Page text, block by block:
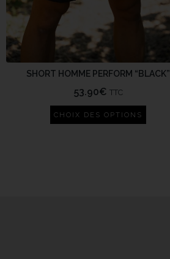
SHORT HOMME PERFORM “BLACK”
53.90€ TTC
CHOIX DES OPTIONS